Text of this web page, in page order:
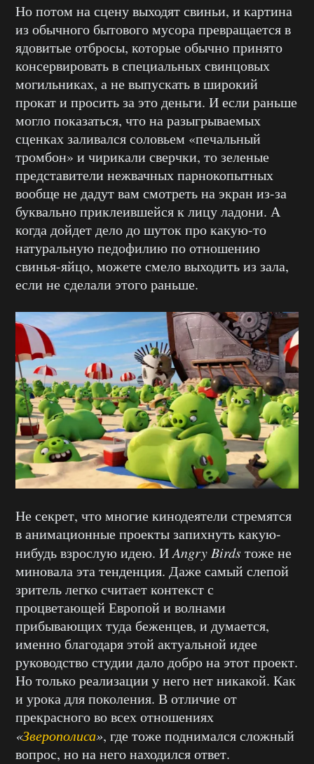
Но потом на сцену выходят свиньи, и картина
из обычного бытового мусора превращается в
ядовитые отбросы, которые обычно принято
консервировать в специальных свинцовых
могильниках, а не выпускать в широкий
прокат и просить за это деньги. И если раньше
могло показаться, что на разыгрываемых
сценках заливался соловьем «печальный
тромбон» и чирикали сверчки, то зеленые
представители нежвачных парнокопытных
вообще не дадут вам смотреть на экран из-за
буквально приклеившейся к лицу ладони. А
когда дойдет дело до шуток про какую-то
натуральную педофилию по отношению
свинья-яйцо, можете смело выходить из зала,
если не сделали этого раньше.
Не секрет, что многие кинодеятели стремятся
в анимационные проекты запихнуть какую-
нибудь взрослую идею. ИAngry Birdsтоже не
миновала эта тенденция. Даже самый слепой
зритель легко считает контекст с
процветающей Европой и волнами
прибывающих туда беженцев, и думается,
именно благодаря этой актуальной идее
руководство студии дало добро на этот проект.
Но только реализации у него нет никакой. Как
и урока для поколения. В отличие от
прекрасного во всех отношениях
«Зверополиса», где тоже поднимался сложный
вопрос, но на него находился ответ.